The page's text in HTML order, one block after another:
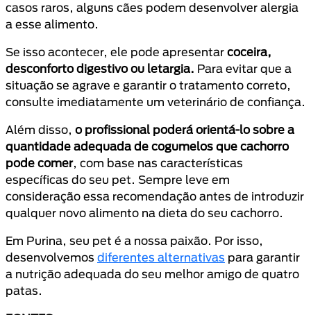
casos raros, alguns cães podem desenvolver alergia
a esse alimento.
Se isso acontecer, ele pode apresentar coceira,
desconforto digestivo ou letargia. Para evitar que a
situação se agrave e garantir o tratamento correto,
consulte imediatamente um veterinário de confiança.
Além disso, o profissional poderá orientá-lo sobre a
quantidade adequada de cogumelos que cachorro
pode comer, com base nas características
específicas do seu pet. Sempre leve em
consideração essa recomendação antes de introduzir
qualquer novo alimento na dieta do seu cachorro.
Em Purina, seu pet é a nossa paixão. Por isso,
desenvolvemos diferentes alternativas para garantir
a nutrição adequada do seu melhor amigo de quatro
patas.